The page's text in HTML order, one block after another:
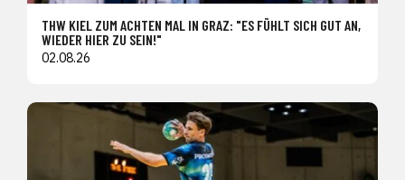
THW KIEL ZUM ACHTEN MAL IN GRAZ: "ES FÜHLT SICH GUT AN,
WIEDER HIER ZU SEIN!"
02.08.26